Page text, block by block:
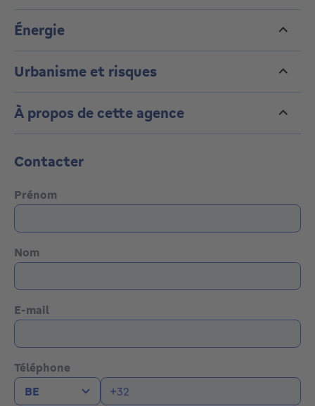
Énergie
Urbanisme et risques
À propos de cette agence
Contacter
Prénom
Nom
E-mail
Téléphone